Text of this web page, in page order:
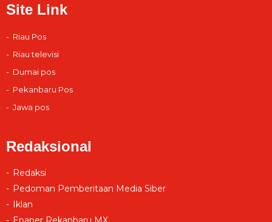
Site Link
Riau Pos
Riau televisi
Dumai pos
Pekanbaru Pos
Jawa pos
Redaksional
Redaksi
Pedoman Pemberitaan Media Siber
Iklan